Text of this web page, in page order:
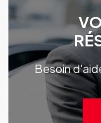
Besoin